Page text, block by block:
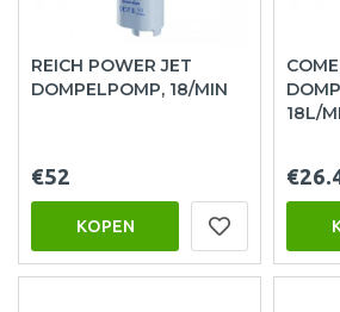
REICH POWER JET
DOMPELPOMP, 18/MIN
€52
KOPEN
18L/